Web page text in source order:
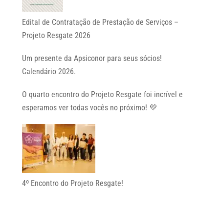
Edital de Contratação de Prestação de Serviços –
Projeto Resgate 2026
Um presente da Apsiconor para seus sócios!
Calendário 2026.
O quarto encontro do Projeto Resgate foi incrível e
esperamos ver todas vocês no próximo! 💜
4º Encontro do Projeto Resgate!